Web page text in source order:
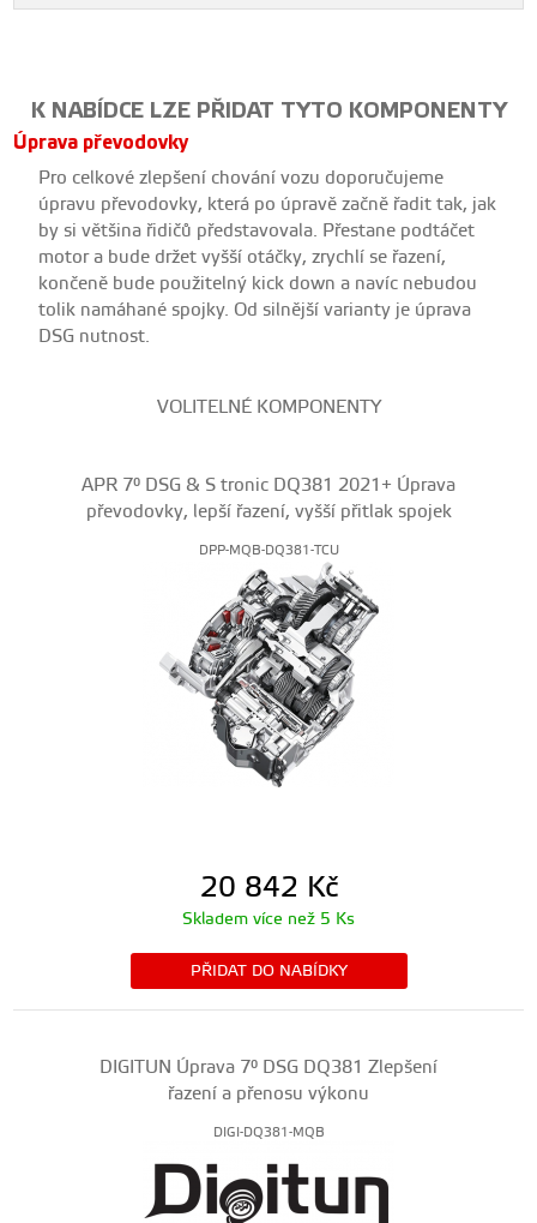
K NABÍDCE LZE PŘIDAT TYTO KOMPONENTY
Úprava převodovky
Pro celkové zlepšení chování vozu doporučujeme
úpravu převodovky, která po úpravě začně řadit tak, jak
by si většina řidičů představovala. Přestane podtáčet
motor a bude držet vyšší otáčky, zrychlí se řazení,
končeně bude použitelný kick down a navíc nebudou
tolik namáhané spojky. Od silnější varianty je úprava
DSG nutnost.
VOLITELNÉ KOMPONENTY
APR 7° DSG & S tronic DQ381 2021+ Úprava
převodovky, lepší řazení, vyšší přitlak spojek
DPP-MQB-DQ381-TCU
20 842 Kč
Skladem více než 5 Ks
PŘIDAT DO NABÍDKY
DIGITUN Úprava 7° DSG DQ381 Zlepšení
řazení a přenosu výkonu
DIGI-DQ381-MQB